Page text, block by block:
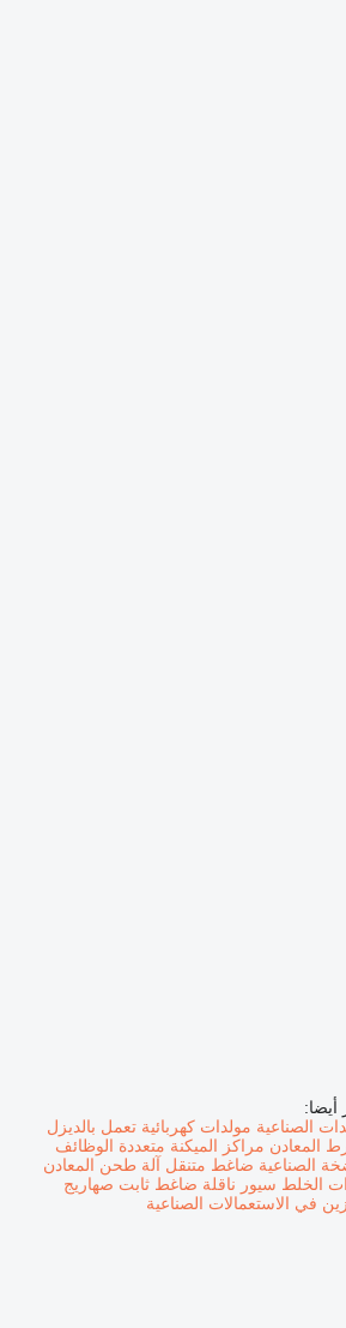
أيضا:
الصناعية مولدات كهربائية تعمل بالديزل
المعادن مراكز الميكنة متعددة الوظائف
الصناعية ضاغط متنقل آلة طحن المعادن
الخلط سيور ناقلة ضاغط ثابت صهاريج
في الاستعمالات الصناعية